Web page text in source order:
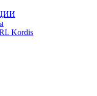
Kordis